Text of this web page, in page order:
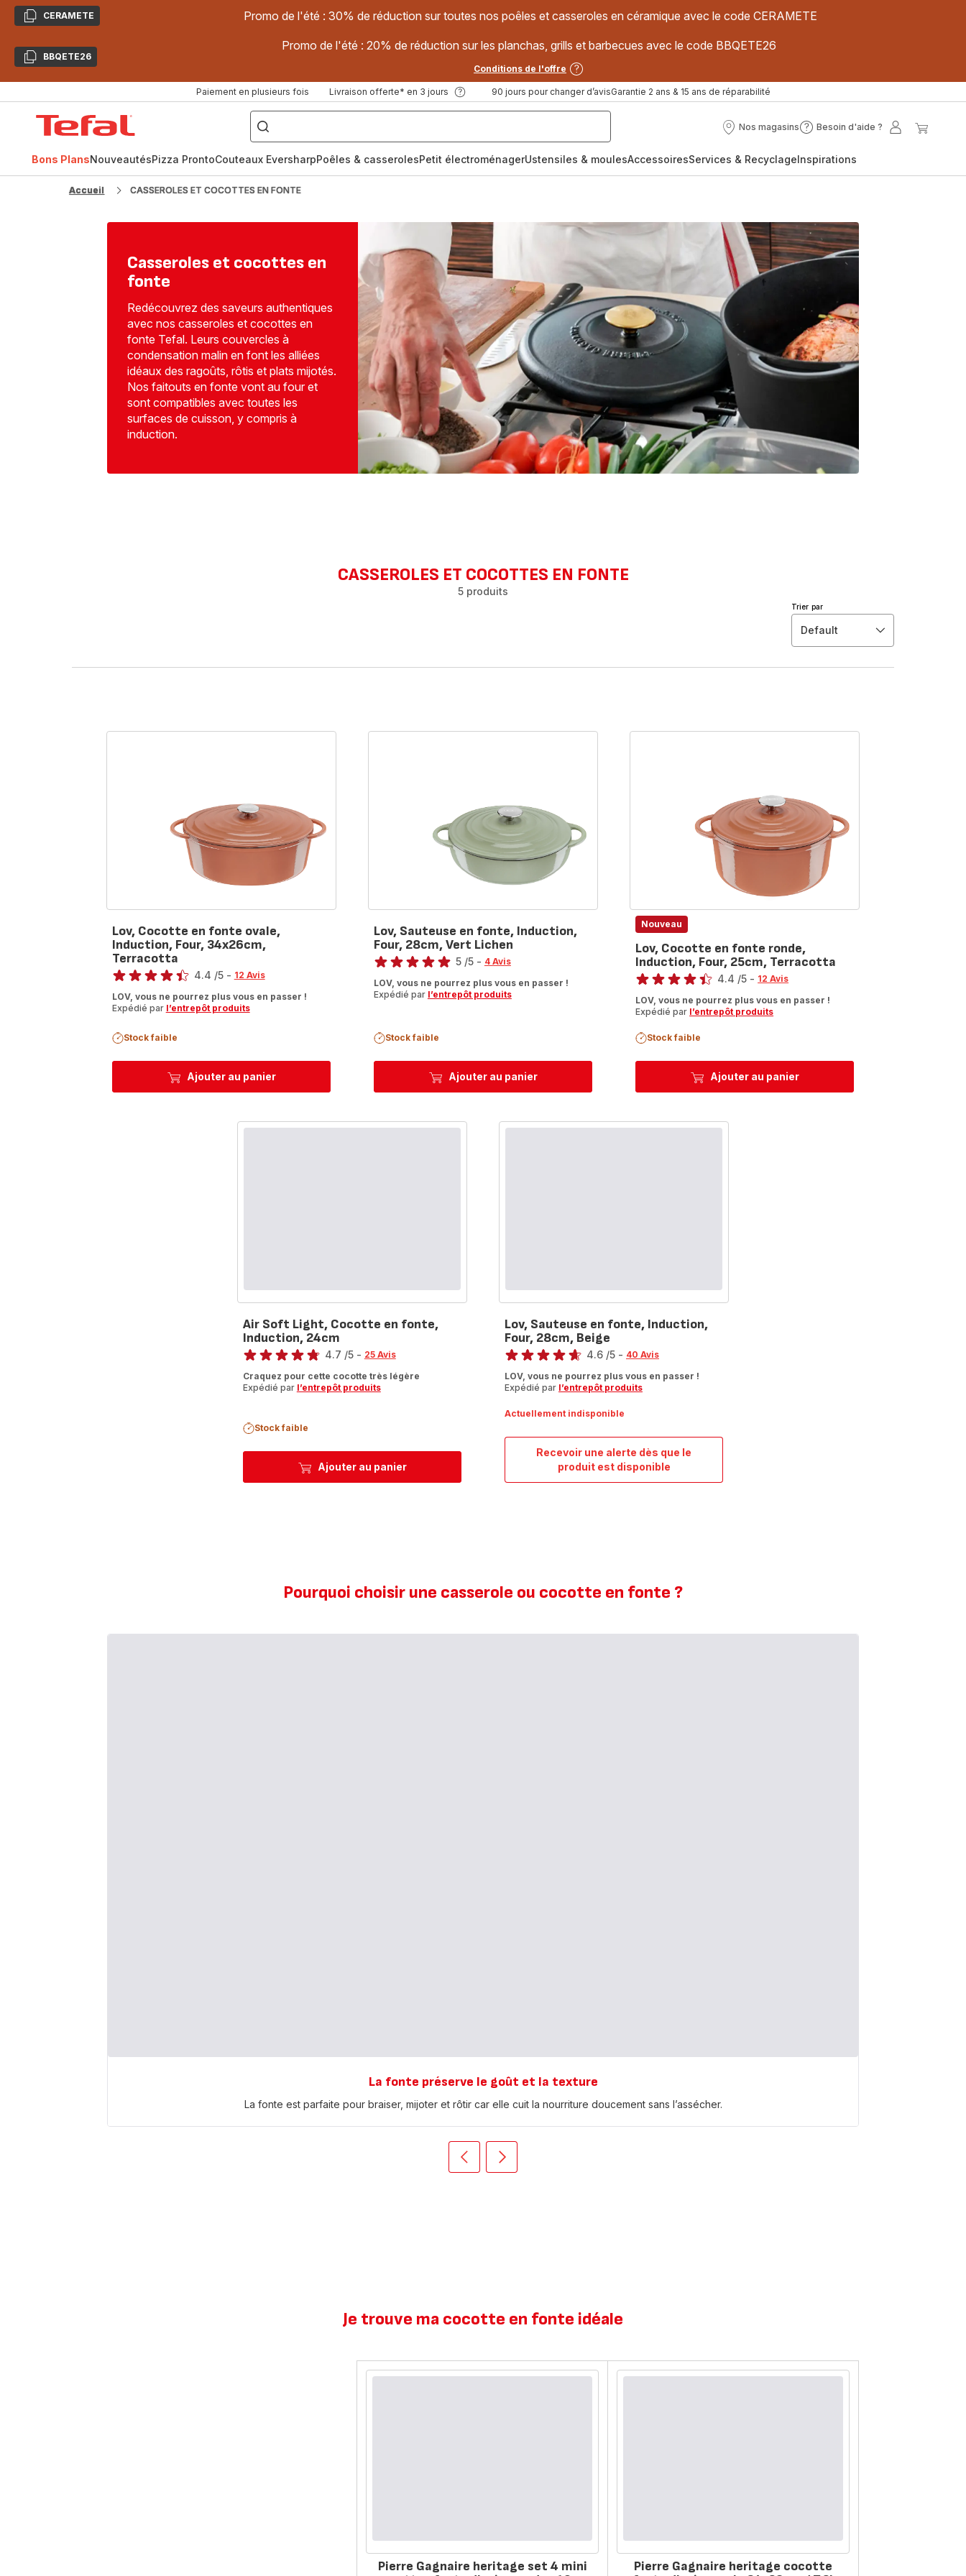
CopierCERAMETE Promo de l'été : 30% de réduction sur toutes nos poêles et casseroles en céramique avec le code CERAMETE
CopierBBQETE26
Promo de l'été : 20% de réduction sur les planchas, grills et barbecues avec le code BBQETE26
Conditions de l'offre
Paiement en plusieurs fois Livraison offerte* en 3 jours 90 jours pour changer d’avisGarantie 2 ans & 15 ans de réparabilité
["Poêles
inox,
Cake
Factory,
Nos magasins
Nos
Besoin d'aide ?
Besoin
?
Mon
Bons PlansNouveautésPizza ProntoCouteaux EversharpPoêles & casserolesPetit électroménagerUstensiles & moulesAccessoiresServices & RecyclageInspirations
Accueil CASSEROLES ET COCOTTES EN FONTE
Casseroles et cocottes en
fonte
Redécouvrez des saveurs authentiques
avec nos casseroles et cocottes en
fonte Tefal. Leurs couvercles à
condensation malin en font les alliées
idéaux des ragoûts, rôtis et plats mijotés.
Nos faitouts en fonte vont au four et
sont compatibles avec toutes les
surfaces de cuisson, y compris à
induction.
CASSEROLES ET COCOTTES EN FONTE
5 produits
Trier par
Default
Ajouter au panier
Lov, Cocotte en fonte ovale,
Induction, Four, 34x26cm,
Terracotta
Note
4.4 /5 - 12 Avis
LOV, vous ne pourrez plus vous en passer !
Expédié par l’entrepôt produits
Stock faible
Ajouter au panier
Lov, Sauteuse en fonte, Induction,
Four, 28cm, Vert Lichen
Note
5
étoiles
5 /5 - 4 Avis
LOV, vous ne pourrez plus vous en passer !
Expédié par l’entrepôt produits
Stock faible
Ajouter au panier
Nouveau
Lov, Cocotte en fonte ronde,
Induction, Four, 25cm, Terracotta
Note
4.4 /5 - 12 Avis
LOV, vous ne pourrez plus vous en passer !
Expédié par l’entrepôt produits
Stock faible
Ajouter au panier
Air Soft Light, Cocotte en fonte,
Induction, 24cm
Note
4.7 /5 - 25 Avis
Craquez pour cette cocotte très légère
Expédié par l’entrepôt produits
Stock faible
Recevoir une alerte dès que le
produit est disponible
Lov,
Sauteuse
Lov, Sauteuse en fonte, Induction,
Four, 28cm, Beige
Note
4.6 /5 - 40 Avis
LOV, vous ne pourrez plus vous en passer !
Expédié par l’entrepôt produits
Actuellement indisponible
Pourquoi choisir une casserole ou cocotte en fonte ?
La fonte préserve le goût et la texture
La fonte est parfaite pour braiser, mijoter et rôtir car elle cuit la nourriture doucement sans l’assécher.
Précédent
Push
Suivant
Push
Je trouve ma cocotte en fonte idéale
Pierre Gagnaire heritage set 4 mini
Pierre Gagnaire heritage cocotte